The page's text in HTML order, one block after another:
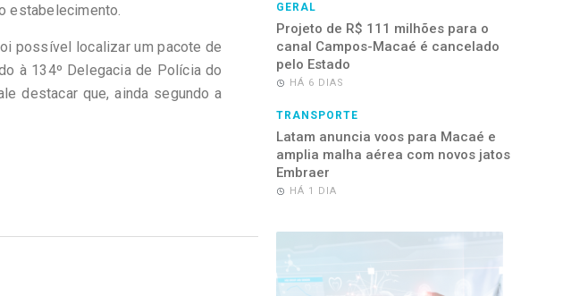
estabelecimento.
possível localizar um pacote de
à 134º Delegacia de Polícia do
destacar que, ainda segundo a
GERAL
Projeto de R$ 111 milhões para o
canal Campos-Macaé é cancelado
pelo Estado
HÁ 6 DIAS
TRANSPORTE
Latam anuncia voos para Macaé e
amplia malha aérea com novos jatos
Embraer
HÁ 1 DIA